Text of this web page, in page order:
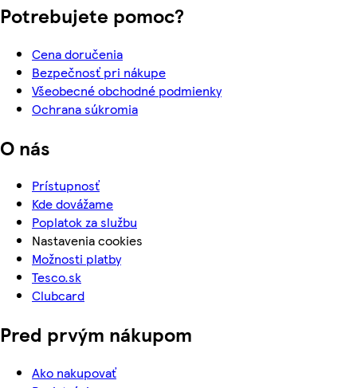
Potrebujete pomoc?
Cena doručenia
Bezpečnosť pri nákupe
Všeobecné obchodné podmienky
Ochrana súkromia
O nás
Prístupnosť
Kde dovážame
Poplatok za službu
Nastavenia cookies
Možnosti platby
Tesco.sk
Clubcard
Pred prvým nákupom
Ako nakupovať